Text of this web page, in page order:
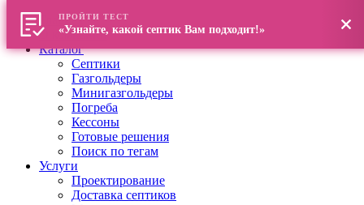
Главная
О компании
Каталог
Септики
Газгольдеры
Минигазгольдеры
Погреба
Кессоны
Готовые решения
Поиск по тегам
Услуги
Проектирование
Доставка септиков
ПРОЙТИ ТЕСТ
«Узнайте, какой септик Вам подходит!»